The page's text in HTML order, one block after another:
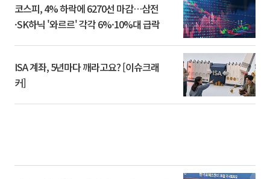
코스피, 4% 하락에 6270선 마감…삼전
·SK하닉 '와르르' 각각 6%·10%대 급락
ISA 계좌, 5년마다 깨라고요? [이슈크래
커]